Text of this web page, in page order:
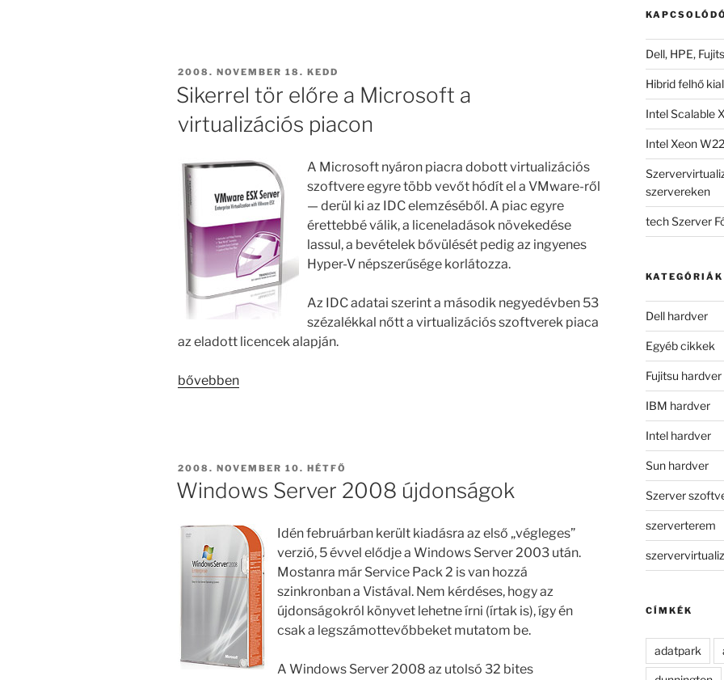
BEKÜLDVE:
2008. NOVEMBER 18. KEDD
Sikerrel tör előre a Microsoft a
virtualizációs piacon
A Microsoft nyáron piacra dobott virtualizációs
szoftvere egyre több vevőt hódít el a VMware-ről
— derül ki az IDC elemzéséből. A piac egyre
érettebbé válik, a liceneladások növekedése
lassul, a bevételek bővülését pedig az ingyenes
Hyper-V népszerűsége korlátozza.
Az IDC adatai szerint a második negyedévben 53
szézalékkal nőtt a virtualizációs szoftverek piaca
az eladott licencek alapján.
„Sikerrel
a
virtualizációs
bővebben
BEKÜLDVE:
2008. NOVEMBER 10. HÉTFŐ
Windows Server 2008 újdonságok
Idén februárban került kiadásra az első „végleges”
verzió, 5 évvel elődje a Windows Server 2003 után.
Mostanra már Service Pack 2 is van hozzá
szinkronban a Vistával. Nem kérdéses, hogy az
újdonságokról könyvet lehetne írni (írtak is), így én
csak a legszámottevőbbeket mutatom be.
A Windows Server 2008 az utolsó 32 bites
Dell, HPE,
Hibrid felhő
Intel Scalable
Intel Xeon
szervereken
tech Szerver
KATEGÓRIÁK
Dell hardver
Egyéb cikkek
Fujitsu hardver
IBM hardver
Intel hardver
Sun hardver
Szerver
szerverterem
CÍMKÉK
adatpark